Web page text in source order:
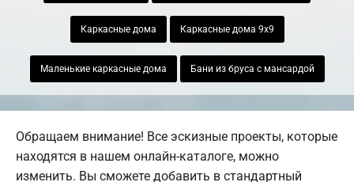
Каркасные дома Каркасные дома 9х9
Маленькие каркасные дома Бани из бруса с мансардой
Обращаем внимание! Все эскизные проекты, которые
находятся в нашем онлайн-каталоге, можно
изменить. Вы сможете добавить в стандартный